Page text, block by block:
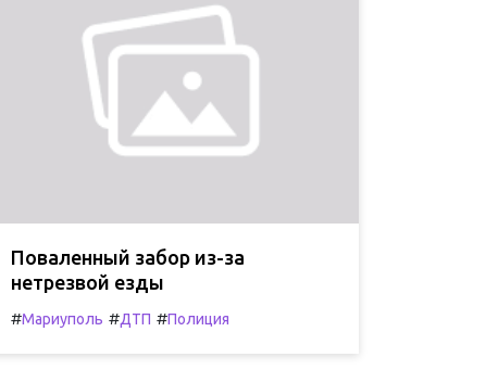
Поваленный забор из-за
нетрезвой езды
#Мариуполь #ДТП #Полиция